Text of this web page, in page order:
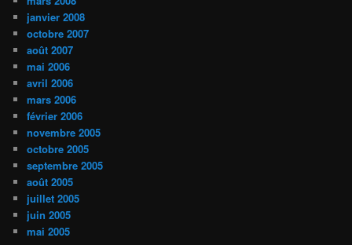
janvier 2008
octobre 2007
août 2007
mai 2006
avril 2006
mars 2006
février 2006
novembre 2005
octobre 2005
septembre 2005
août 2005
juillet 2005
juin 2005
mai 2005